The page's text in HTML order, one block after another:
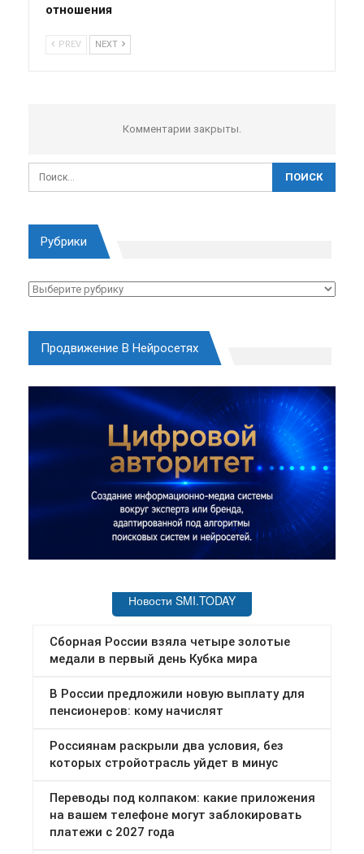
отношения
PREV NEXT
Комментарии закрыты.
Рубрики
Рубрики
Продвижение В Нейросетях